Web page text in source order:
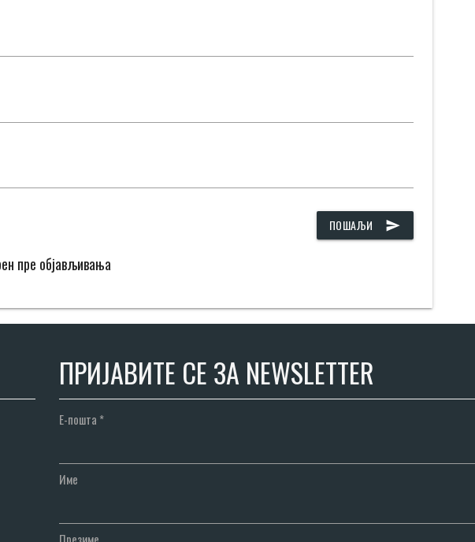
ПОШАЉИ send
пре објављивања
ПРИЈАВИТЕ СЕ ЗА NEWSLETTER
Е-пошта *
Име